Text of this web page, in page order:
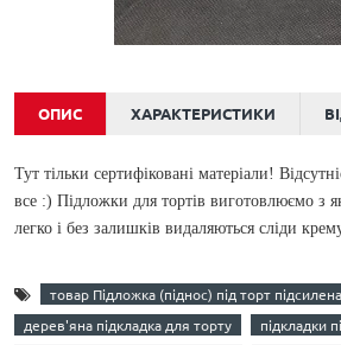
ОПИС ХАРАКТЕРИСТИКИ
Тут тільки сертифіковані матеріали!
все :) Підложки для тортів виготовлюємо з
легко і без залишків видаляються сліди
товар Підложка (піднос) під торт
дерев'яна підкладка для торту
підкладки